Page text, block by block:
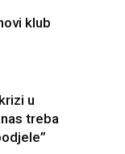
klub
u
treba